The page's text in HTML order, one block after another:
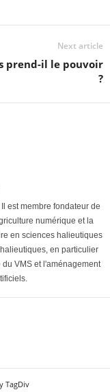
Next article
prend-il le pouvoir
?
est membre fondateur de
numérique et la
en sciences halieutiques
en particulier
VMS et l'aménagement
TagDiv